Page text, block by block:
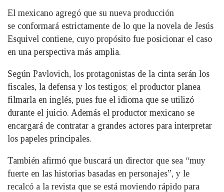
El mexicano agregó que su nueva producción
se conformará estrictamente de lo que la novela de Jesús
Esquivel contiene, cuyo propósito fue posicionar el caso
en una perspectiva más amplia.
Según Pavlovich, los protagonistas de la cinta serán los
fiscales, la defensa y los testigos; el productor planea
filmarla en inglés, pues fue el idioma que se utilizó
durante el juicio. Además el productor mexicano se
encargará de contratar a grandes actores para interpretar
los papeles principales.
También afirmó que buscará un director que sea “muy
fuerte en las historias basadas en personajes”, y le
recalcó a la revista que se está moviendo rápido para